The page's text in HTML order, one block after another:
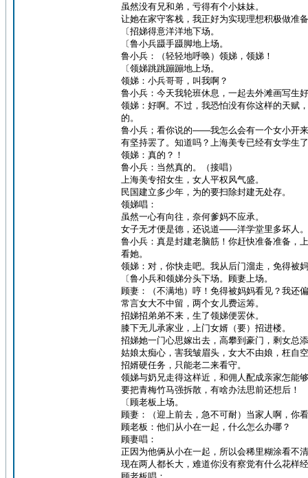
虽然没有兄和弟，亏得有个小妹妹。
让她在家守客栈，我正好为实现理想积极做准
〔招娣得意洋洋地下场。
〔鲁小兵蹑手蹑脚地上场。
鲁小兵：（轻轻地呼唤）领娣，领娣！
〔领娣跳跳蹦蹦地上场。
领娣：小兵哥哥，叫我啊？
鲁小兵：今天我轮班休息，一起去外滩画写生
领娣：好啊。不过，我恐怕没有你这样的天赋
的。
鲁小兵；看你说的——我怎么会有一个女小开
有坚持罢了。知道吗？上海美专已经有女学生
领娣：真的？！
鲁小兵：当然真的。（接唱）
上海美专招女生，女人平权风气盛。
民国建立多少年，为的要扫除封建无处存。
领娣唱：
虽然一心有向往，奈何爹妈不应承。
女子无才便是德，还说道——洋学堂里多坏人。
鲁小兵：真是封建老脑筋！你赶快准备准备，
看她。
领娣：对，你快走吧。我从后门溜走，免得被
〔鲁小兵和领娣分头下场。顾妻上场。
顾妻：（不满地）哼！免得被妈妈看见？我还
常言女大不中留，两个女儿费运筹。
招娣招弟弟不来，生了领娣便罢休。
膝下无儿承家业，上门女婿（要）招进楼。
招娣她一门心思嫁出去，高攀到豪门，剩女总
姑娘太痴心，害我皱眉头，女大不由娘，枉自
招婿硬任务，只能老二来看守。
领娣与奶兄走得这样近，和佣人配成亲家怎能
要把青梅竹马强拆散，有啥办法思前还想后！
〔顾老板上场。
顾妻：（迎上前去，急不可耐）当家人啊，你
顾老板：他们从小在一起，什么怎么办哪？
顾妻唱：
正因为他俩从小在一起，所以会稀里糊涂看不
现在两人都长大，难道你没有察觉有什么花样